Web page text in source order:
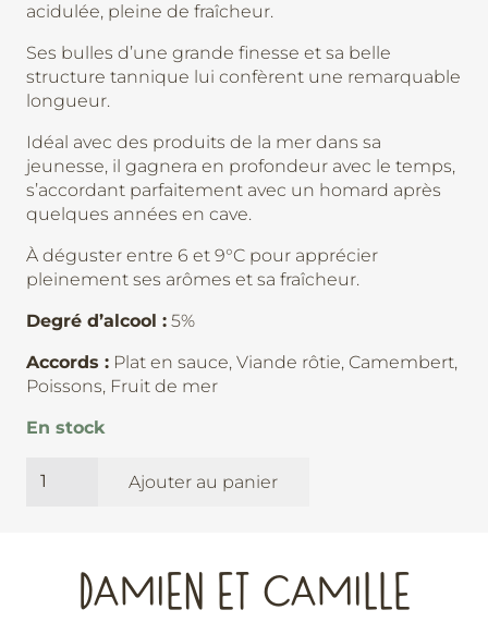
acidulée, pleine de fraîcheur.
Ses bulles d’une grande finesse et sa belle
structure tannique lui confèrent une remarquable
longueur.
Idéal avec des produits de la mer dans sa
jeunesse, il gagnera en profondeur avec le temps,
s’accordant parfaitement avec un homard après
quelques années en cave.
À déguster entre 6 et 9°C pour apprécier
pleinement ses arômes et sa fraîcheur.
Degré d’alcool : 5%
Accords : Plat en sauce, Viande rôtie, Camembert,
Poissons, Fruit de mer
En stock
de
Vergers
Ajouter au panier
DAMIEN ET CAMILLE